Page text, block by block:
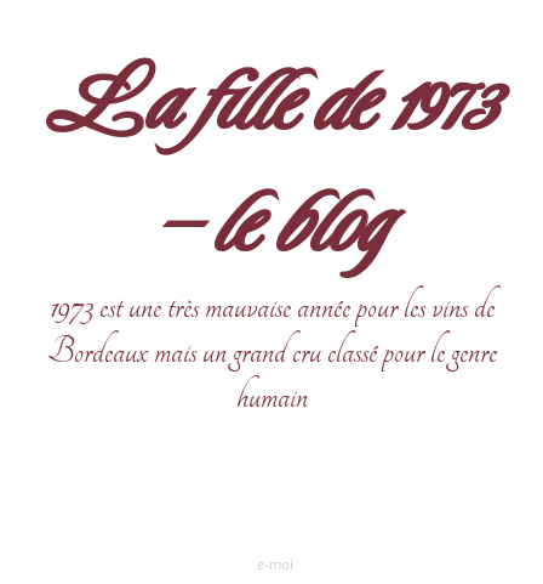
La fille de 1973
– le blog
1973 est une très mauvaise année pour les vins de
Bordeaux mais un grand cru classé pour le genre
humain
e-moi